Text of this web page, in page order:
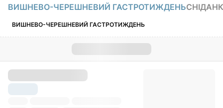
ВИШНЕВО-ЧЕРЕШНЕВИЙ ГАСТРОТИЖДЕНЬ
ВИШНЕВО-ЧЕРЕШНЕВИЙ ГАСТРОТИЖДЕНЬ